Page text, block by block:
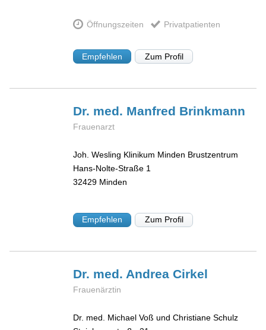
Öffnungszeiten Privatpatienten
Empfehlen Zum Profil
Dr. med. Manfred Brinkmann
Frauenarzt
Joh. Wesling Klinikum Minden Brustzentrum
Hans-Nolte-Straße 1
32429 Minden
Empfehlen Zum Profil
Dr. med. AndreaCirkel
Frauenärztin
Dr. med. Michael Voß und Christiane Schulz